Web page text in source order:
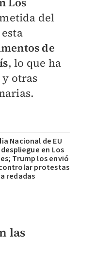
del
de
, lo que ha
otras
Nacional de EU
en Los
Trump los envió
protestas
redadas
las